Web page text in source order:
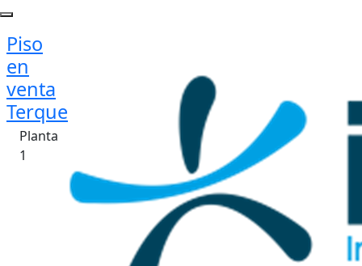
Piso
en
venta
Terque
Planta
1